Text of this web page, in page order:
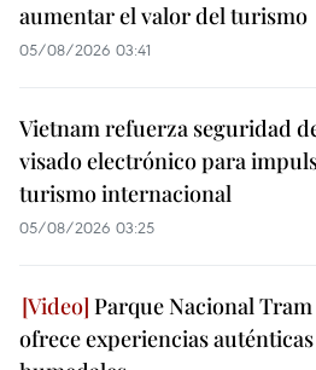
aumentar el valor del turismo
05/08/2026 03:41
Vietnam refuerza seguridad
visado electrónico para
turismo internacional
05/08/2026 03:25
Parque Nacional
ofrece experiencias